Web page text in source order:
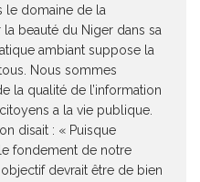
le domaine de la
beauté du Niger dans sa
ambiant suppose la
Nous sommes
la qualité de l’information
a la vie publique.
disait : « Puisque
fondement de notre
devrait être de bien